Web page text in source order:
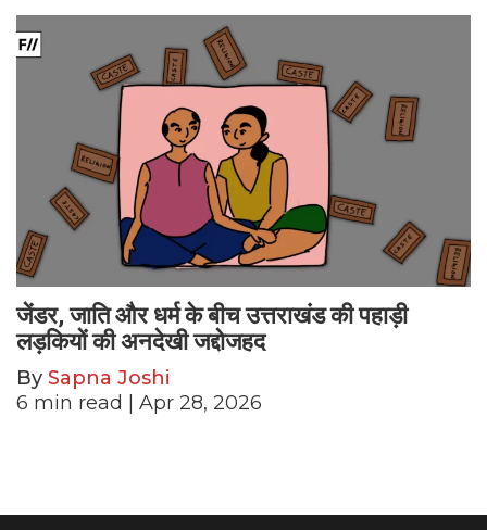
जेंडर, जाति और धर्म के बीच उत्तराखंड की पहाड़ी
लड़कियों की अनदेखी जद्दोजहद
By Sapna Joshi
6 min read | Apr 28, 2026